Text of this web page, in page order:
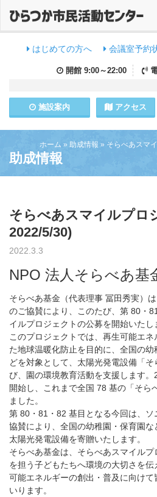
はじめての方へ 会議室予約
開館 9:00～22:00
施設案内 アクセス
ホーム » 助成情報 » そらべあスマ
助成情報
そらべあスマイルプロ
2022/5/30)
2022.3.3
NPO 法人そらべあ基
そらべあ基金（代表理事 冨田秀実）
のご協賛により、このたび、第 80・
イルプロジェクトの公募を開始いたし
このプロジェクトでは、再生可能エ
た地球温暖化防止を目的に、全国の
どを対象として、太陽光発電設備「
び、園の環境教育活動を支援します
開始し、これまで全国 78 基の「そら
ました。
第 80・81・82 基目となる今回は、
協賛により、全国の幼稚園・保育園
太陽光発電設備を寄贈いたします。
そらべあ基金は、そらべあスマイル
を担う子どもたちへ環境の大切さを
可能エネルギーの創出・普及に向けて
いります。